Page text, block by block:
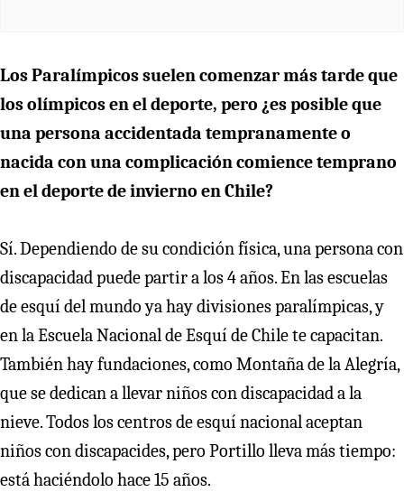
Los Paralímpicos suelen comenzar más tarde que
los olímpicos en el deporte, pero ¿es posible que
una persona accidentada tempranamente o
nacida con una complicación comience temprano
en el deporte de invierno en Chile?
Sí. Dependiendo de su condición física, una persona con
discapacidad puede partir a los 4 años. En las escuelas
de esquí del mundo ya hay divisiones paralímpicas, y
en la Escuela Nacional de Esquí de Chile te capacitan.
También hay fundaciones, como Montaña de la Alegría,
que se dedican a llevar niños con discapacidad a la
nieve. Todos los centros de esquí nacional aceptan
niños con discapacides, pero Portillo lleva más tiempo:
está haciéndolo hace 15 años.